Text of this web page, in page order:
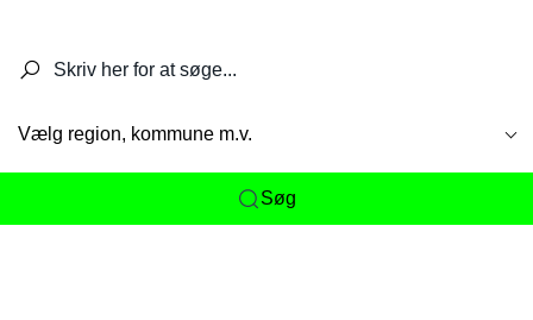
Vælg region, kommune m.v.
Søg